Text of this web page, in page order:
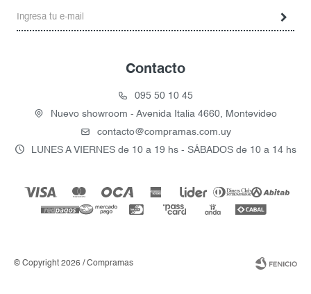
Contacto
095 50 10 45
Nuevo showroom - Avenida Italia 4660, Montevideo
contacto@compramas.com.uy
LUNES A VIERNES de 10 a 19 hs - SÁBADOS de 10 a 14 hs
© Copyright 2026 / Compramas